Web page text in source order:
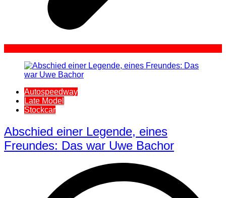
Autospeedway
Late Model
Stockcar
Abschied einer Legende, eines
Freundes: Das war Uwe Bachor